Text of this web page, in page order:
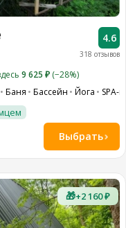
318 отзывов
4.6
9 625 ₽ (−28%)
Баня Бассейн Йога SPA-
Выбрать
🎁+2 160 ₽